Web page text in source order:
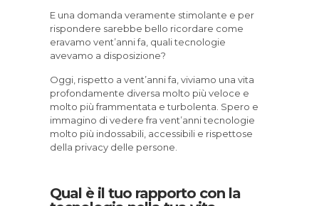
E una domanda veramente stimolante e per
rispondere sarebbe bello ricordare come
eravamo vent’anni fa, quali tecnologie
avevamo a disposizione?
Oggi, rispetto a vent’anni fa, viviamo una vita
profondamente diversa molto più veloce e
molto più frammentata e turbolenta. Spero e
immagino di vedere fra vent’anni tecnologie
molto più indossabili, accessibili e rispettose
della privacy delle persone.
Qual è il tuo rapporto con la